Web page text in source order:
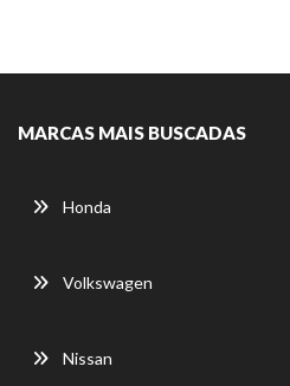
MARCAS MAIS BUSCADAS
Honda
Volkswagen
Nissan